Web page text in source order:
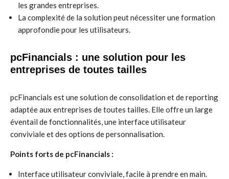
les grandes entreprises.
La complexité de la solution peut nécessiter une formation
approfondie pour les utilisateurs.
pcFinancials : une solution pour les
entreprises de toutes tailles
pcFinancials est une solution de consolidation et de reporting
adaptée aux entreprises de toutes tailles. Elle offre un large
éventail de fonctionnalités, une interface utilisateur
conviviale et des options de personnalisation.
Points forts de pcFinancials :
Interface utilisateur conviviale, facile à prendre en main.